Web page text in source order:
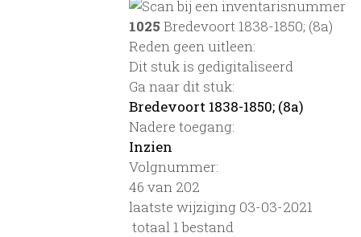
1025 Bredevoort 1838-1850; (8a)
Reden geen uitleen:
Dit stuk is gedigitaliseerd
Ga naar dit stuk:
Bredevoort 1838-1850; (8a)
Nadere toegang:
Inzien
Volgnummer:
46 van 202
laatste wijziging 03-03-2021
totaal 1 bestand